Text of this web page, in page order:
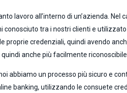
lavoro all’interno di un’azienda.
tra i nostri clienti e
credenziali, quindi avendo
anche più facilmente
abbiamo un processo più sicuro e
banking, utilizzando le consuete